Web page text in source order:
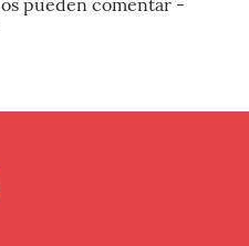
pueden comentar -